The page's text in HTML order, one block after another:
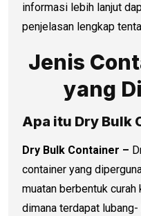
informasi lebih lanjut
penjelasan lengkap
Jenis
yang
Apa itu Dry Bulk
Dry Bulk Container –
container yang
muatan berbentuk
dimana terdapat